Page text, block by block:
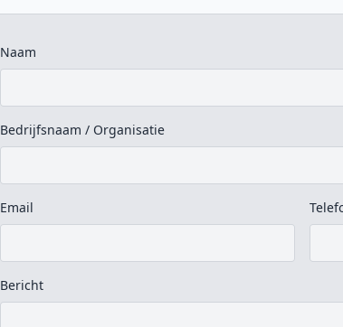
Naam
Bedrijfsnaam / Organisatie
Email
Bericht